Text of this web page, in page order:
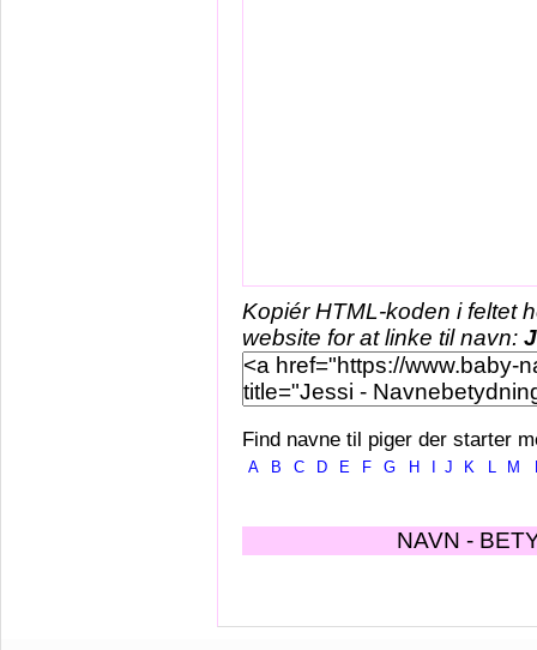
Kopiér HTML-koden i feltet
website for at linke til navn:
Find navne til piger der starter
A B C D E F G H J K L M
NAVN -